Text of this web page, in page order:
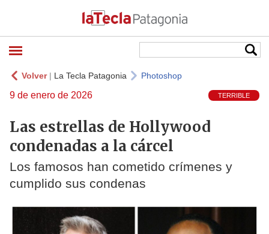
Volver| La Tecla Patagonia Photoshop
9 de enero de 2026 TERRIBLE
Las estrellas de Hollywood
condenadas a la cárcel
Los famosos han cometido crímenes y
cumplido sus condenas